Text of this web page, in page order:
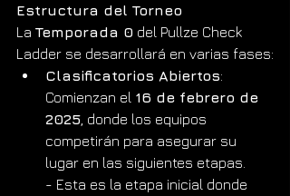
Estructura del Torneo
La Temporada 0 del Pullze Check
Ladder se desarrollará en varias fases:
Clasificatorios Abiertos:
Comienzan el 16 de febrero de
2025 , donde los equipos
competirán para asegurar su
lugar en las siguientes etapas.
- Esta es la etapa inicial donde